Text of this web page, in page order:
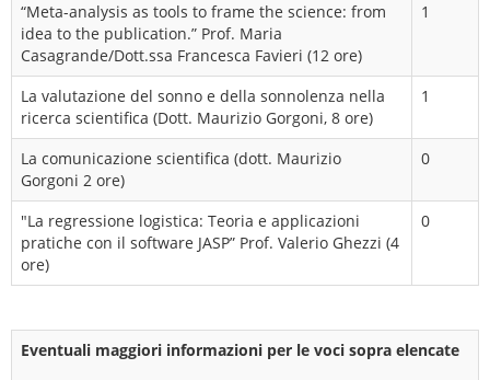
“Meta-analysis as tools to frame the science: from
idea to the publication.” Prof. Maria
Casagrande/Dott.ssa Francesca Favieri (12 ore)
1
La valutazione del sonno e della sonnolenza nella
ricerca scientifica (Dott. Maurizio Gorgoni, 8 ore)
1
La comunicazione scientifica (dott. Maurizio
Gorgoni 2 ore)
0
"La regressione logistica: Teoria e applicazioni
pratiche con il software JASP” Prof. Valerio Ghezzi (4
ore)
0
Eventuali maggiori informazioni per le voci sopra elencate